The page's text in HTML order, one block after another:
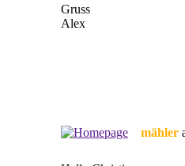
Gruss
Alex
mähler